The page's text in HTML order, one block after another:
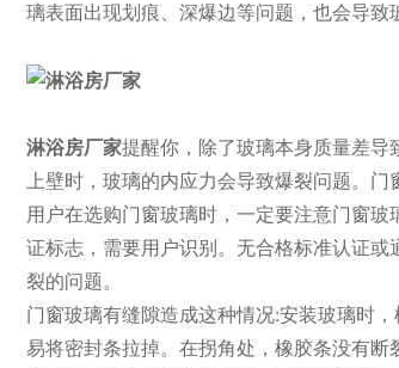
璃表面出现划痕、深爆边等问题，也会导致
淋浴房厂家提醒你，除了玻璃本身质量差
上壁时，玻璃的内应力会导致爆裂问题。门
用户在选购门窗玻璃时，一定要注意门窗
证标志，需要用户识别。无合格标准认证
裂的问题。
门窗玻璃有缝隙造成这种情况:安装玻璃时
易将密封条拉掉。在拐角处，橡胶条没有断